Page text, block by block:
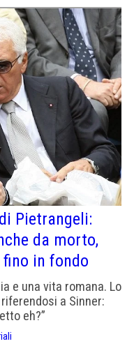
Pietrangeli:
da morto,
in fondo
e una vita romana. Lo
a Sinner:
eh?”